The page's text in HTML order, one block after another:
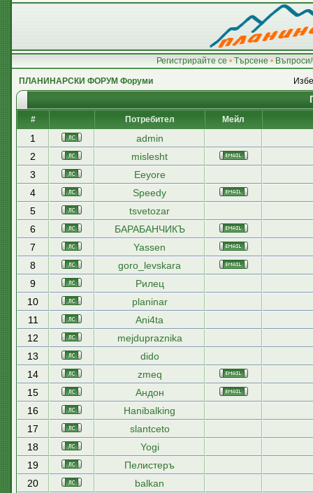
Регистрирайте се • Търсене •
ПЛАНИНАРСКИ ФОРУМ Форуми
# Потребител Мейл
1
admin
2
mislesht
3
Eeyore
4
Speedy
5
tsvetozar
6
БАРАБАНЧИКЪ
7
Yassen
8
goro_levskara
9
Рилец
10
planinar
11
Ani4ta
12
mejdupraznika
13
dido
14
zmeq
15
Андон
16
Hanibalking
17
slantceto
18
Yogi
19
Пелистеръ
20
balkan